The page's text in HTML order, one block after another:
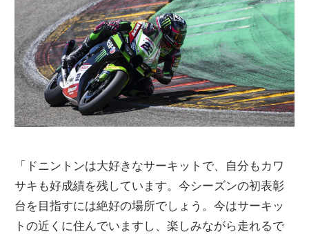
「ドニントンは大好きなサーキットで、自分もカワ
サキも好成績を残しています。今シーズンの初表彰
台を目指すには絶好の場所でしょう。今はサーキッ
トの近くに住んでいますし、楽しみながら走れるで